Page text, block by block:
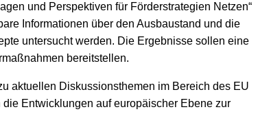
und Perspektiven für Förderstrategien Netzen“
Informationen über den Ausbaustand und die
untersucht werden. Die Ergebnisse sollen eine
bereitstellen.
aktuellen Diskussionsthemen im Bereich des EU
Entwicklungen auf europäischer Ebene zur